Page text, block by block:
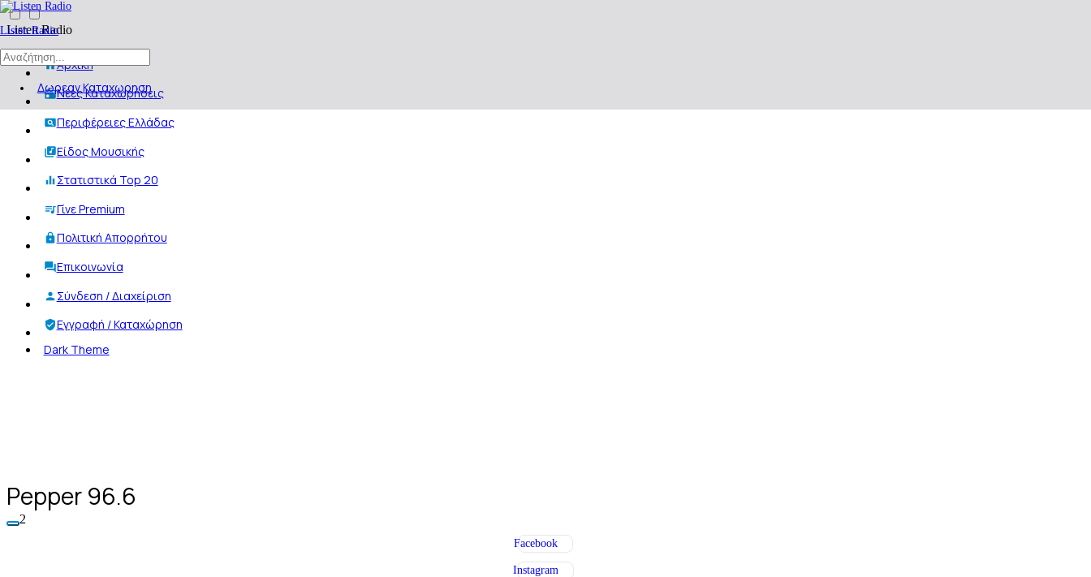
Listen Radio
Δωρεαν Καταχωρηση
Listen Radio
Αρχική
Νέες Καταχωρήσεις
Περιφέρειες Ελλάδας
Είδος Μουσικής
Στατιστικά Top 20
Γίνε Premium
Πολιτική Απορρήτου
Επικοινωνία
Σύνδεση / Διαχείριση
Εγγραφή / Καταχώρηση
Dark Theme
Pepper 96.6
2
Facebook
Instagram